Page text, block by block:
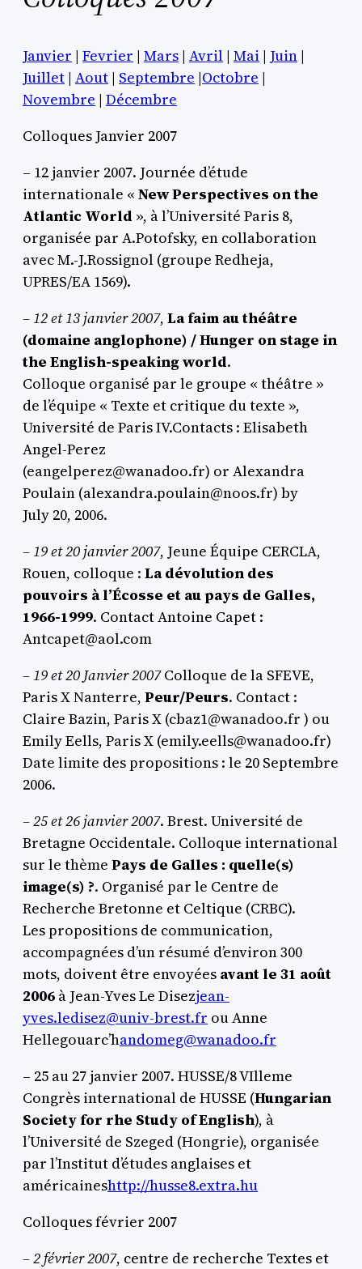
Janvier | Fevrier | Mars | Avril | Mai | Juin |
Juillet | Aout | Septembre |Octobre |
Novembre | Décembre
Colloques Janvier 2007
– 12 janvier 2007. Journée d’étude
internationale « New Perspectives on the
Atlantic World », à l’Université Paris 8,
organisée par A.Potofsky, en collaboration
avec M.-J.Rossignol (groupe Redheja,
UPRES/EA 1569).
–12 et 13 janvier 2007, La faim au théâtre
(domaine anglophone) / Hunger on stage in
the English-speaking world.
Colloque organisé par le groupe « théâtre »
de l’équipe « Texte et critique du texte »,
Université de Paris IV.Contacts : Elisabeth
Angel-Perez
(eangelperez@wanadoo.fr) or Alexandra
Poulain (alexandra.poulain@noos.fr) by
July 20, 2006.
–19 et 20 janvier 2007, Jeune Équipe CERCLA,
Rouen, colloque : La dévolution des
pouvoirs à l’Écosse et au pays de Galles,
1966-1999. Contact Antoine Capet :
Antcapet@aol.com
–19 et 20 Janvier 2007Colloque de la SFEVE,
Paris X Nanterre, Peur/Peurs. Contact :
Claire Bazin, Paris X (cbaz1@wanadoo.fr ) ou
Emily Eells, Paris X (emily.eells@wanadoo.fr)
Date limite des propositions : le 20 Septembre
2006.
– 25 et 26 janvier 2007. Brest. Université de
Bretagne Occidentale. Colloque international
sur le thème Pays de Galles : quelle(s)
image(s) ?. Organisé par le Centre de
Recherche Bretonne et Celtique (CRBC).
Les propositions de communication,
accompagnées d’un résumé d’environ 300
mots, doivent être envoyées avant le 31 août
2006 à Jean-Yves Le Disezjean-
yves.ledisez@univ-brest.fr ou Anne
Hellegouarc’handomeg@wanadoo.fr
– 25 au 27 janvier 2007. HUSSE/8 VIlleme
Congrès international de HUSSE (Hungarian
Society for rhe Study of English), à
l’Université de Szeged (Hongrie), organisée
par l’Institut d’études anglaises et
américaineshttp://husse8.extra.hu
Colloques février 2007
–2 février 2007, centre de recherche Textes et